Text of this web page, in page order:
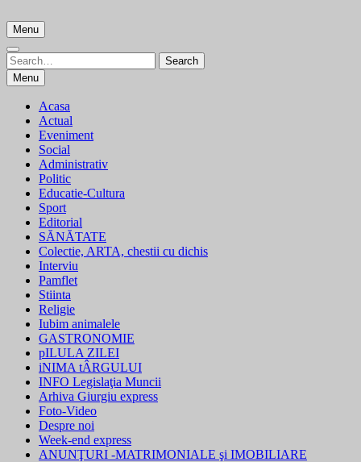
to
content
Menu
Search
for:
Search
Menu
Acasa
Actual
Eveniment
Social
Administrativ
Politic
Educatie-Cultura
Sport
Editorial
SĂNĂTATE
Colectie, ARTA, chestii cu dichis
Interviu
Pamflet
Stiinta
Religie
Iubim animalele
GASTRONOMIE
pILULA ZILEI
iNIMA tÂRGULUI
INFO Legislaţia Muncii
Arhiva Giurgiu express
Foto-Video
Despre noi
Week-end express
ANUNŢURI -MATRIMONIALE şi IMOBILIARE